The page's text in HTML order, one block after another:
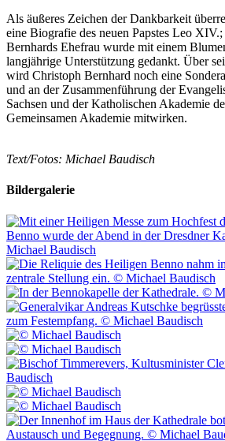
Als äußeres Zeichen der Dankbarkeit
eine Biografie des neuen Papstes Leo
Bernhards Ehefrau wurde mit einem
langjährige Unterstützung gedankt. Über
wird Christoph Bernhard noch eine
und an der Zusammenführung der
Sachsen und der Katholischen Akademie
Gemeinsamen Akademie mitwirken.
Text/Fotos: Michael Baudisch
Bildergalerie